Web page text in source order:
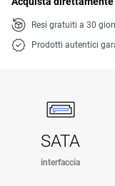
Resi gratuiti a 30
Prodotti autentici
SATA
interfaccia